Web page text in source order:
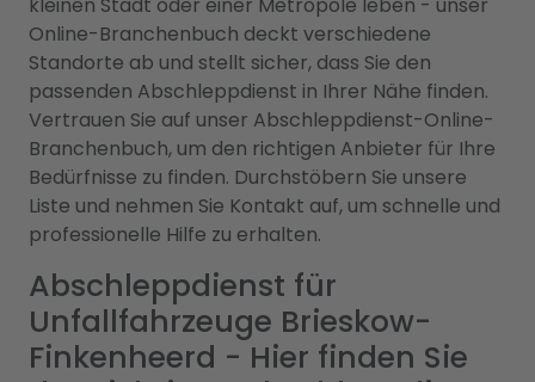
Online-Branchenbuch deckt verschiedene
Standorte ab und stellt sicher, dass Sie den
passenden Abschleppdienst in Ihrer Nähe finden.
Vertrauen Sie auf unser Abschleppdienst-Online-
Branchenbuch, um den richtigen Anbieter für Ihre
Bedürfnisse zu finden. Durchstöbern Sie unsere
Liste und nehmen Sie Kontakt auf, um schnelle und
professionelle Hilfe zu erhalten.
Abschleppdienst für
Unfallfahrzeuge Brieskow-
Finkenheerd - Hier finden Sie